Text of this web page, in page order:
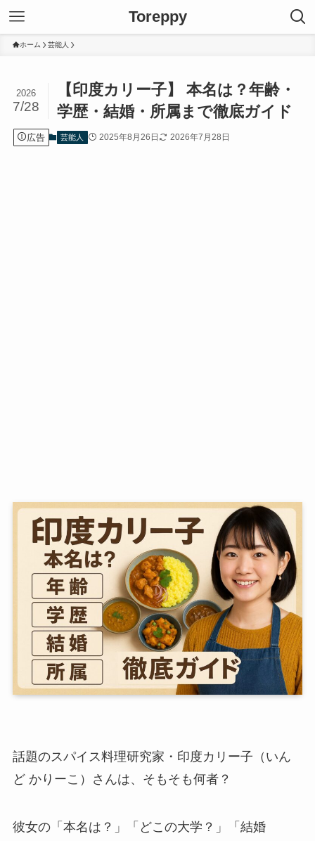
Toreppy
ホーム 芸能人
【印度カリー子】 本名は？年齢・
学歴・結婚・所属まで徹底ガイド
2026
7/28
広告 芸能人 2025年8月26日 2026年7月28日
話題のスパイス料理研究家・印度カリー子（いん
ど かりーこ）さんは、そもそも何者？
彼女の「本名は？」「どこの大学？」「結婚